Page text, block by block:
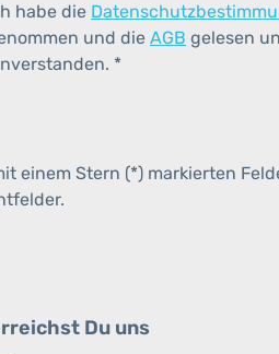
habe die
und die AGB gelesen
*
einem Stern (*) markierten
Du uns